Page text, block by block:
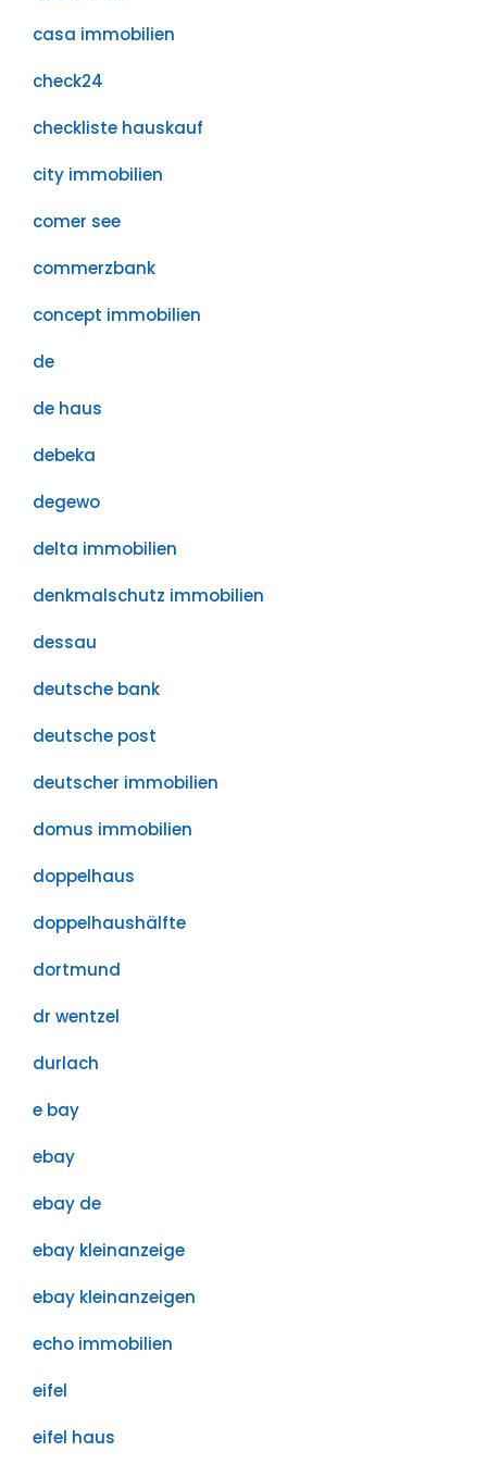
casa immobilien
check24
checkliste hauskauf
city immobilien
comer see
commerzbank
concept immobilien
de
de haus
debeka
degewo
delta immobilien
denkmalschutz immobilien
dessau
deutsche bank
deutsche post
deutscher immobilien
domus immobilien
doppelhaus
doppelhaushälfte
dortmund
dr wentzel
durlach
e bay
ebay
ebay de
ebay kleinanzeige
ebay kleinanzeigen
echo immobilien
eifel
eifel haus